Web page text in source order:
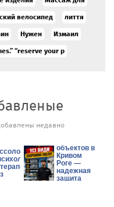
велосипед лиття
Нужен Измаил
“reserve your p
недавно
объектов в
Кривом
Роге —
надежная
защита